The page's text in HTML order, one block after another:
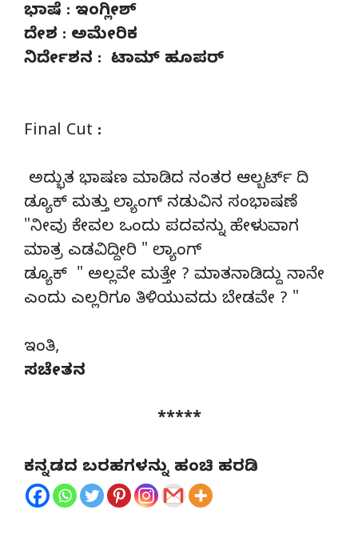
ಭಾಷೆ : ಇಂಗ್ಲೀಶ್
ದೇಶ : ಅಮೇರಿಕ
ನಿರ್ದೇಶನ : ಟಾಮ್ ಹೂಪರ್
Final Cut :
ಅದ್ಭುತ ಭಾಷಣ ಮಾಡಿದ ನಂತರ ಆಲ್ಬರ್ಟ್ ದಿ
ಡ್ಯೂಕ್ ಮತ್ತು ಲ್ಯಾಂಗ್ ನಡುವಿನ ಸಂಭಾಷಣೆ
"ನೀವು ಕೇವಲ ಒಂದು ಪದವನ್ನು ಹೇಳುವಾಗ
ಮಾತ್ರ ಎಡವಿದ್ದೀರಿ " ಲ್ಯಾಂಗ್
ಡ್ಯೂಕ್ " ಅಲ್ಲವೇ ಮತ್ತೇ ? ಮಾತನಾಡಿದ್ದು ನಾನೇ
ಎಂದು ಎಲ್ಲರಿಗೂ ತಿಳಿಯುವದು ಬೇಡವೇ ? "
ಇಂತಿ,
ಸಚೇತನ
*****
ಕನ್ನಡದ ಬರಹಗಳನ್ನು ಹಂಚಿ ಹರಡಿ